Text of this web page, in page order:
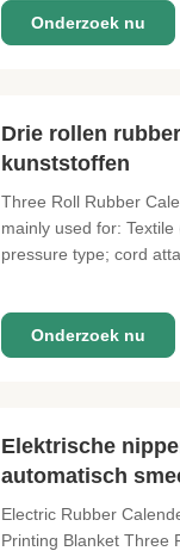
Onderzoek nu
Drie rollen
kunststoffen
Three Roll Rubber
mainly used for:
pressure type; cord
Onderzoek nu
Elektrische
automatisch
Electric Rubber
Printing Blanket Three